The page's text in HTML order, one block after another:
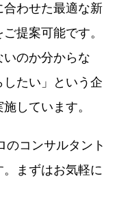
わせた最適な新
提案可能です。
いのか分からな
たい」という企
しています。
コンサルタント
まずはお気軽に